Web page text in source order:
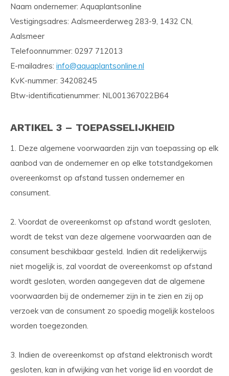
Naam ondernemer: Aquaplantsonline
Vestigingsadres: Aalsmeerderweg 283-9, 1432 CN,
Aalsmeer
Telefoonnummer: 0297 712013
E-mailadres: info@aquaplantsonline.nl
KvK-nummer: 34208245
Btw-identificatienummer: NL001367022B64
ARTIKEL 3 – TOEPASSELIJKHEID
1. Deze algemene voorwaarden zijn van toepassing op elk
aanbod van de ondernemer en op elke totstandgekomen
overeenkomst op afstand tussen ondernemer en
consument.
2. Voordat de overeenkomst op afstand wordt gesloten,
wordt de tekst van deze algemene voorwaarden aan de
consument beschikbaar gesteld. Indien dit redelijkerwijs
niet mogelijk is, zal voordat de overeenkomst op afstand
wordt gesloten, worden aangegeven dat de algemene
voorwaarden bij de ondernemer zijn in te zien en zij op
verzoek van de consument zo spoedig mogelijk kosteloos
worden toegezonden.
3. Indien de overeenkomst op afstand elektronisch wordt
gesloten, kan in afwijking van het vorige lid en voordat de